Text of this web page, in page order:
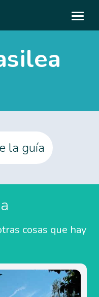
la guía
cosas que hay